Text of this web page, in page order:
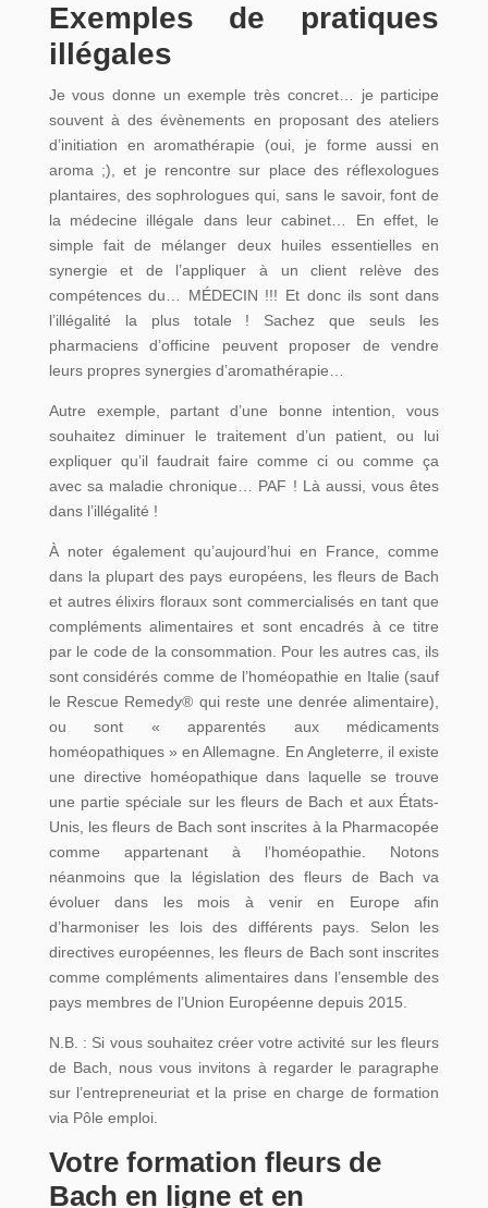
Exemples de pratiques
illégales
Je vous donne un exemple très concret… je participe
souvent à des évènements en proposant des ateliers
d’initiation en aromathérapie (oui, je forme aussi en
aroma ;), et je rencontre sur place des réflexologues
plantaires, des sophrologues qui, sans le savoir, font de
la médecine illégale dans leur cabinet… En effet, le
simple fait de mélanger deux huiles essentielles en
synergie et de l’appliquer à un client relève des
compétences du… MÉDECIN !!! Et donc ils sont dans
l’illégalité la plus totale ! Sachez que seuls les
pharmaciens d’officine peuvent proposer de vendre
leurs propres synergies d’aromathérapie…
Autre exemple, partant d’une bonne intention, vous
souhaitez diminuer le traitement d’un patient, ou lui
expliquer qu’il faudrait faire comme ci ou comme ça
avec sa maladie chronique… PAF ! Là aussi, vous êtes
dans l’illégalité !
À noter également qu’aujourd’hui en France, comme
dans la plupart des pays européens, les fleurs de Bach
et autres élixirs floraux sont commercialisés en tant que
compléments alimentaires et sont encadrés à ce titre
par le code de la consommation. Pour les autres cas, ils
sont considérés comme de l’homéopathie en Italie (sauf
le Rescue Remedy® qui reste une denrée alimentaire),
ou sont « apparentés aux médicaments
homéopathiques » en Allemagne. En Angleterre, il existe
une directive homéopathique dans laquelle se trouve
une partie spéciale sur les fleurs de Bach et aux États-
Unis, les fleurs de Bach sont inscrites à la Pharmacopée
comme appartenant à l’homéopathie. Notons
néanmoins que la législation des fleurs de Bach va
évoluer dans les mois à venir en Europe afin
d’harmoniser les lois des différents pays. Selon les
directives européennes, les fleurs de Bach sont inscrites
comme compléments alimentaires dans l’ensemble des
pays membres de l’Union Européenne depuis 2015.
N.B. : Si vous souhaitez créer votre activité sur les fleurs
de Bach, nous vous invitons à regarder le paragraphe
sur l’entrepreneuriat et la prise en charge de formation
via Pôle emploi.
Votre formation fleurs de
Bach en ligne et en